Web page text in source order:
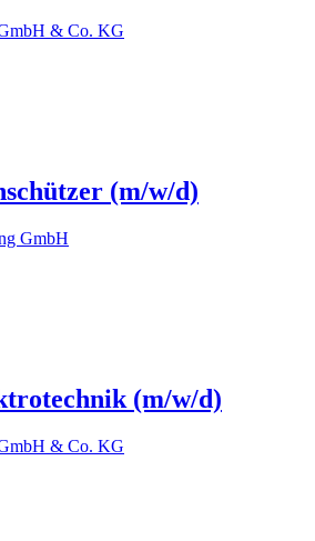
& Co. KG
(m/w/d)
GmbH
(m/w/d)
& Co. KG